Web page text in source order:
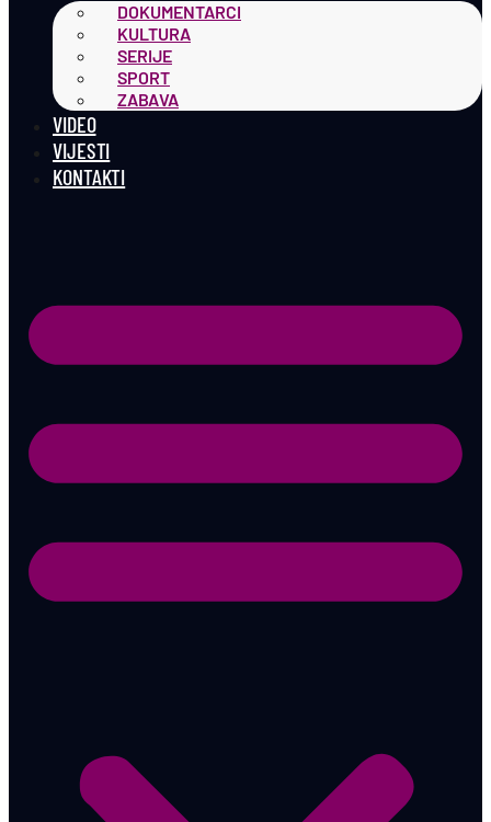
DOKUMENTARCI
KULTURA
SERIJE
SPORT
ZABAVA
VIDEO
VIJESTI
KONTAKTI